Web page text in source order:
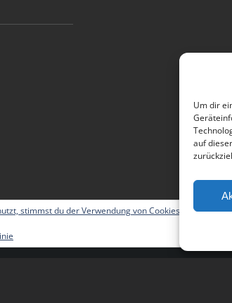
Um dir
auf
stimmst du der Verwendung von Cookies zu.